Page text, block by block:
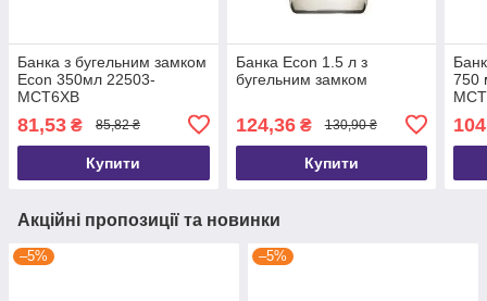
Банка з бугельним замком
Econ 350мл 22503-
MCT6XB
81,53 ₴ 85,82 ₴
Купити
Банка Econ 1.5 л з
бугельним замком
124,36₴ 130,90 ₴
Купити
750
Акційні пропозиції та новинки
–5% –5%